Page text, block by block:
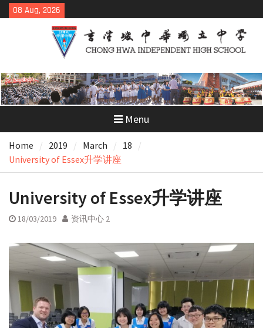
Skip
to
08 Aug, 2026
Menu
Home 2019 March
18
University of Essex升学讲座
University of Essex升学讲座
18/03/2019 资讯中心 2